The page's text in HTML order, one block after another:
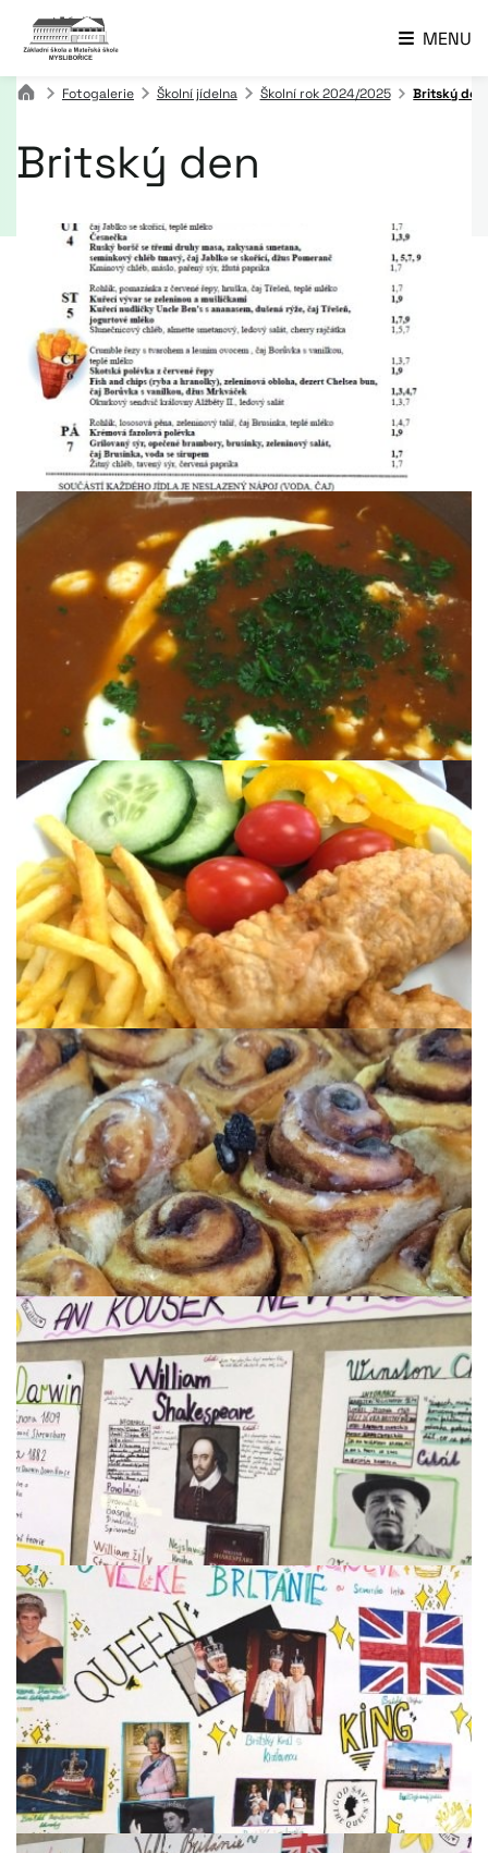
MENU
Fotogalerie Školní jídelna Školní rok 2024/2025 Britský den
Britský den